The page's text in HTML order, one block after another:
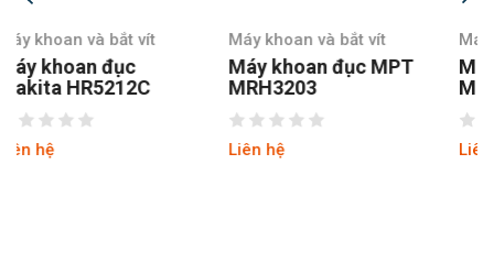
Máy khoan và bắt vít
Máy khoan đục MPT
MRH3203
Liên hệ
Máy khoan và bắt vít
Máy khoan đục MPT
MRH3803
Liên hệ